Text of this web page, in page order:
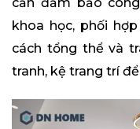
khoa học, phối
cách tổng thể và
tranh, kệ trang trí